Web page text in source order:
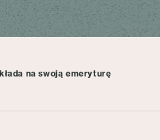
na swoją emeryturę